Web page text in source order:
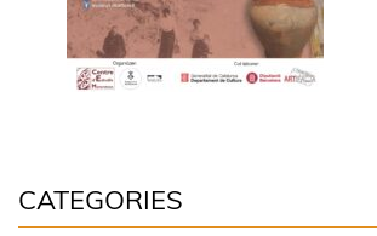
CATEGORIES